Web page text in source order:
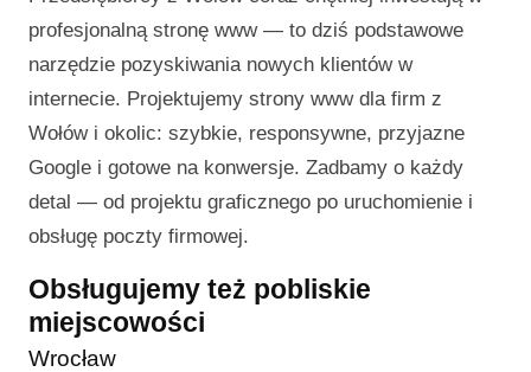
profesjonalną stronę www — to dziś podstawowe
narzędzie pozyskiwania nowych klientów w
internecie. Projektujemy strony www dla firm z
Wołów i okolic: szybkie, responsywne, przyjazne
Google i gotowe na konwersje. Zadbamy o każdy
detal — od projektu graficznego po uruchomienie i
obsługę poczty firmowej.
Obsługujemy też pobliskie
miejscowości
Wrocław